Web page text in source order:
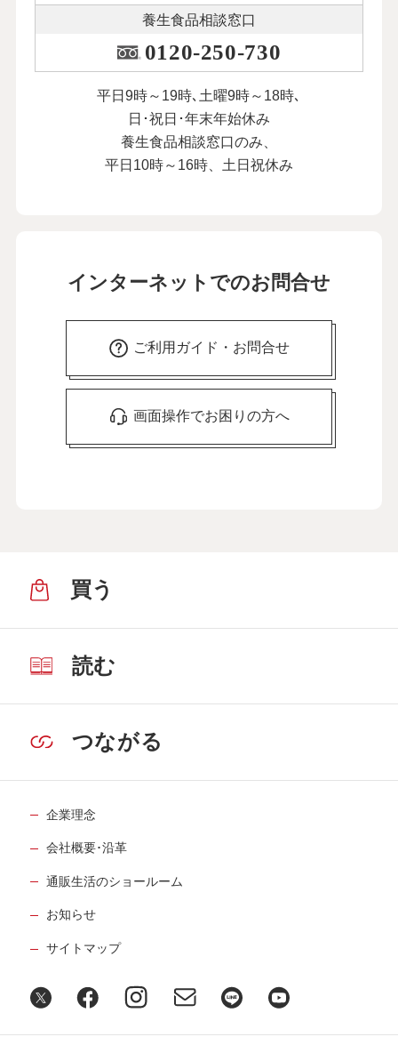
養生食品相談窓口
0120-250-730
平日9時～19時､土曜9時～18時､
日･祝日･年末年始休み
養生食品相談窓口のみ、
平日10時～16時、土日祝休み
インターネットでのお問合せ
ご利用ガイド・お問合せ
画面操作でお困りの方へ
買う
読む
つながる
企業理念
会社概要･沿革
通販生活のショールーム
お知らせ
サイトマップ